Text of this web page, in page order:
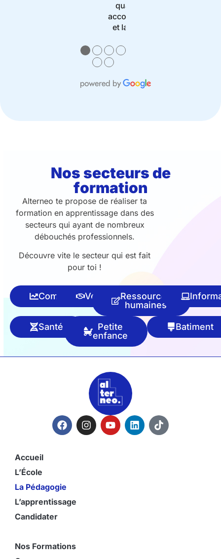
qualité de son
accompagnement
et la richesse
●●●●
●●
Nos secteurs de
formation
Alterneo te propose de réaliser ta
formation en apprentissage dans des
secteurs qui ayant de nombreux
débouchés professionnels.
Découvre vite le secteur qui est fait
pour toi !
CommerceVente
Ressources
humaines
Santé
Petite
enfance
Batiment
Accueil
L’École
La Pédagogie
L’apprentissage
Candidater
Nos Formations